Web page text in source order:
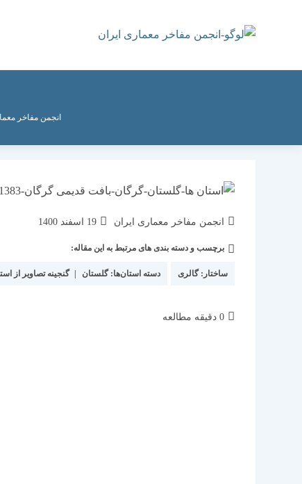
انجمن مفاخر
نویسندهٔ
انجمن مفاخر معماری ایران
نوشته
شده
19 اسفند 1400
دسته‌برچسب و دسته بندی های مرتبط به این مقاله:
ساختار:گالری دسته استان‌ها:گلستان گنجینه تصاویر از
زمان
0 دقیقه مطالعه